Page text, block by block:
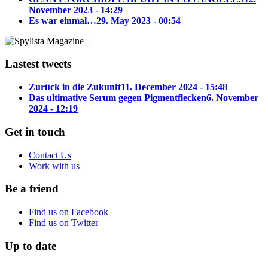
November 2023 - 14:29
Es war einmal…29. May 2023 - 00:54
Lastest tweets
Zurück in die Zukunft11. December 2024 - 15:48
Das ultimative Serum gegen Pigmentflecken6. November
2024 - 12:19
Get in touch
Contact Us
Work with us
Be a friend
Find us on Facebook
Find us on Twitter
Up to date